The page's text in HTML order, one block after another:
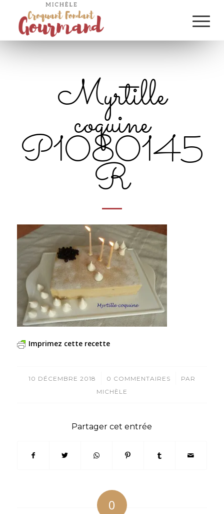
Myrtille
coquine
P1080145
R
Imprimez cette recette
10 DÉCEMBRE 2018
/ 0 COMMENTAIRES
/
PAR
MICHÈLE
Partager cet entrée
0